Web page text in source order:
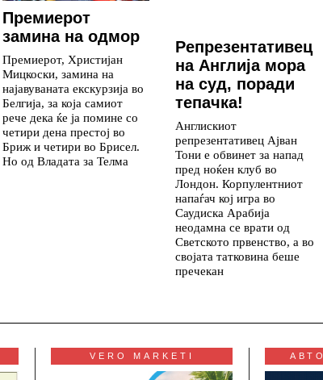
Премиерот
замина на одмор
Премиерот, Христијан
Мицкоски, замина на
најавуваната екскурзија во
Белгија, за која самиот
рече дека ќе ја помине со
четири дена престој во
Бриж и четири во Брисел.
Но од Владата за Телма
Репрезентативец
на Англија мора
на суд, поради
тепачка!
Англискиот
репрезентативец Ајван
Тони е обвинет за напад
пред ноќен клуб во
Лондон. Корпулентниот
напаѓач кој игра во
Саудиска Арабија
неодамна се врати од
Светското првенство, а во
својата татковина беше
пречекан
VERO MARKETI